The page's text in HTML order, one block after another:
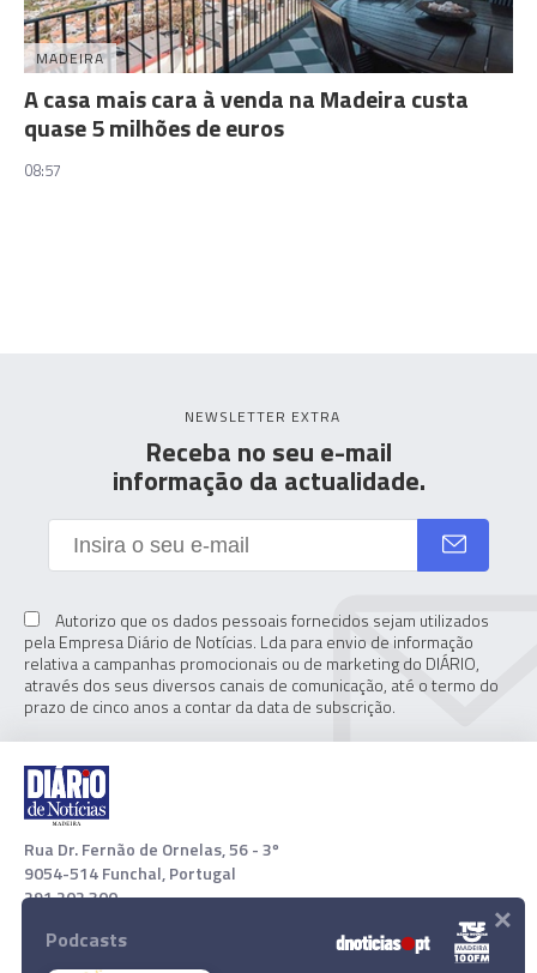
MADEIRA
A casa mais cara à venda na Madeira custa
quase 5 milhões de euros
08:57
NEWSLETTER EXTRA
Receba no seu e-mail
informação da actualidade.
Autorizo que os dados pessoais fornecidos sejam utilizados
pela Empresa Diário de Notícias. Lda para envio de informação
relativa a campanhas promocionais ou de marketing do DIÁRIO,
através dos seus diversos canais de comunicação, até o termo do
prazo de cinco anos a contar da data de subscrição.
Rua Dr. Fernão de Ornelas, 56 - 3º
9054-514 Funchal, Portugal
291 202 300
Download App
Podcasts ×